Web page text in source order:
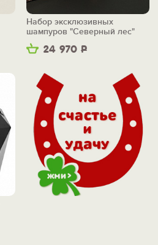
24 970 Р
Набор эксклюзивных
шампуров "Северный лес"